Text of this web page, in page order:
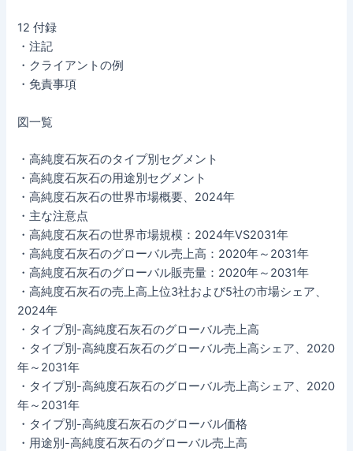
12 付録
・注記
・クライアントの例
・免責事項
図一覧
・高純度石灰石のタイプ別セグメント
・高純度石灰石の用途別セグメント
・高純度石灰石の世界市場概要、2024年
・主な注意点
・高純度石灰石の世界市場規模：2024年VS2031年
・高純度石灰石のグローバル売上高：2020年～2031年
・高純度石灰石のグローバル販売量：2020年～2031年
・高純度石灰石の売上高上位3社および5社の市場シェア、
2024年
・タイプ別-高純度石灰石のグローバル売上高
・タイプ別-高純度石灰石のグローバル売上高シェア、2020
年～2031年
・タイプ別-高純度石灰石のグローバル売上高シェア、2020
年～2031年
・タイプ別-高純度石灰石のグローバル価格
・用途別-高純度石灰石のグローバル売上高